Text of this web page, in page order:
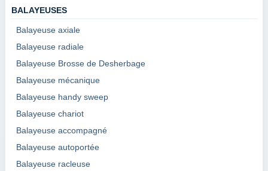
BALAYEUSES
Balayeuse axiale
Balayeuse radiale
Balayeuse Brosse de Desherbage
Balayeuse mécanique
Balayeuse handy sweep
Balayeuse chariot
Balayeuse accompagné
Balayeuse autoportée
Balayeuse racleuse